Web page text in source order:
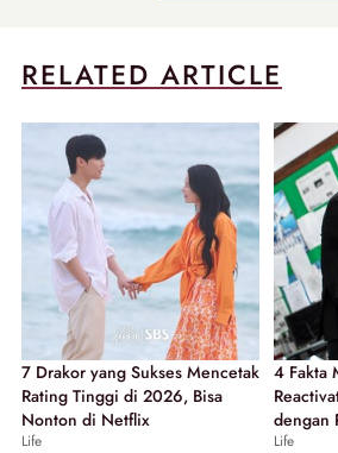
RELATED ARTICLE
7 Drakor yang Sukses Mencetak
Rating Tinggi di 2026, Bisa
Nonton di Netflix
Life
4 Fakta
dengan
Life